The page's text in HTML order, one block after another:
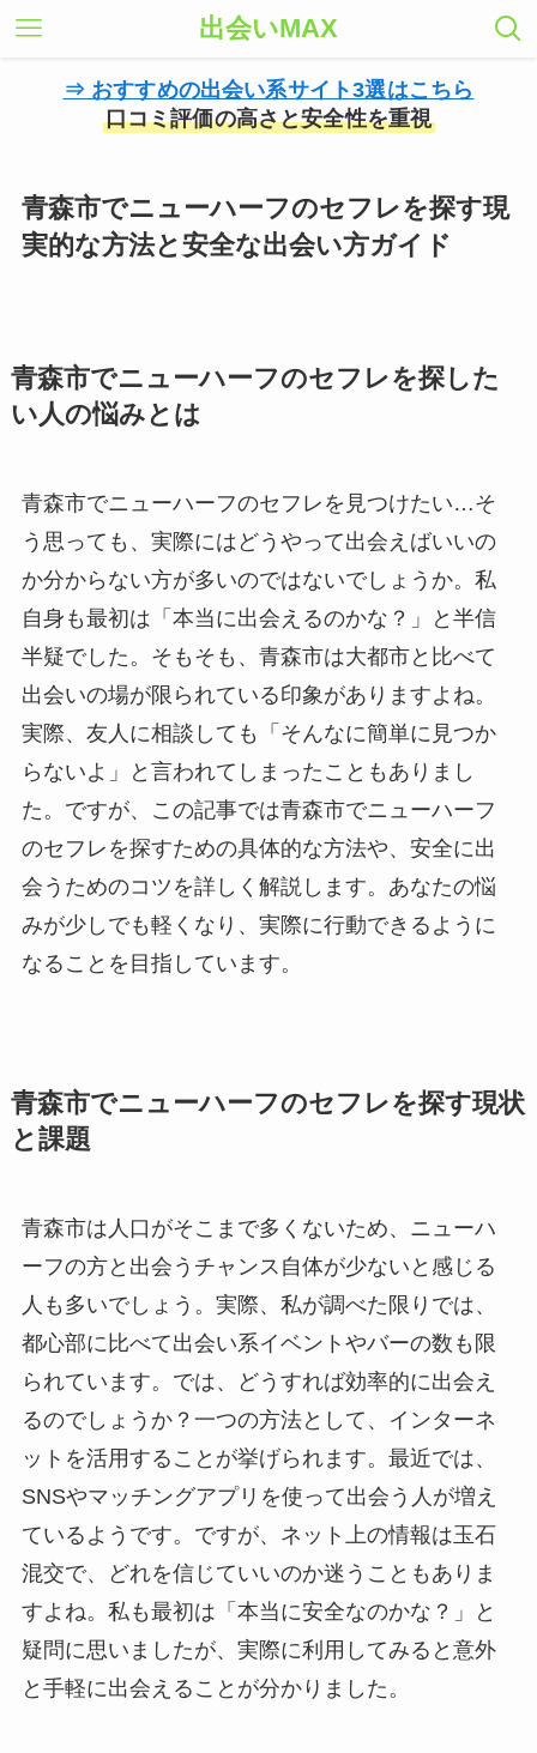
出会いMAX
⇒ おすすめの出会い系サイト3選はこちら
口コミ評価の高さと安全性を重視
青森市でニューハーフのセフレを探す現
実的な方法と安全な出会い方ガイド
青森市でニューハーフのセフレを探した
い人の悩みとは
青森市でニューハーフのセフレを見つけたい…そ
う思っても、実際にはどうやって出会えばいいの
か分からない方が多いのではないでしょうか。私
自身も最初は「本当に出会えるのかな？」と半信
半疑でした。そもそも、青森市は大都市と比べて
出会いの場が限られている印象がありますよね。
実際、友人に相談しても「そんなに簡単に見つか
らないよ」と言われてしまったこともありまし
た。ですが、この記事では青森市でニューハーフ
のセフレを探すための具体的な方法や、安全に出
会うためのコツを詳しく解説します。あなたの悩
みが少しでも軽くなり、実際に行動できるように
なることを目指しています。
青森市でニューハーフのセフレを探す現状
と課題
青森市は人口がそこまで多くないため、ニューハ
ーフの方と出会うチャンス自体が少ないと感じる
人も多いでしょう。実際、私が調べた限りでは、
都心部に比べて出会い系イベントやバーの数も限
られています。では、どうすれば効率的に出会え
るのでしょうか？一つの方法として、インターネ
ットを活用することが挙げられます。最近では、
SNSやマッチングアプリを使って出会う人が増え
ているようです。ですが、ネット上の情報は玉石
混交で、どれを信じていいのか迷うこともありま
すよね。私も最初は「本当に安全なのかな？」と
疑問に思いましたが、実際に利用してみると意外
と手軽に出会えることが分かりました。